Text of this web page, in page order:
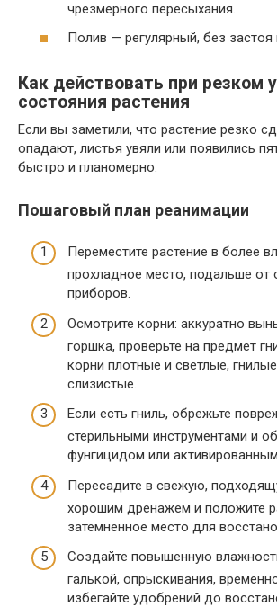
чрезмерного пересыхания.
Полив — регулярный, без
Как действовать при резком
состояния растения
Если вы заметили, что растение резко
опадают, листья увяли или появились
быстро и планомерно.
Пошаговый план реанимации
Переместите растение в более
прохладное место, подальше от
приборов.
Осмотрите корни: аккуратно
горшка, проверьте на предмет
корни плотные и светлые,
слизистые.
Если есть гниль, обрежьте
стерильными инструментами и
фунгицидом или
Пересадите в свежую,
хорошим дренажем и положите
затемненное место для
Создайте повышенную
галькой, опрыскивания,
избегайте удобрений до